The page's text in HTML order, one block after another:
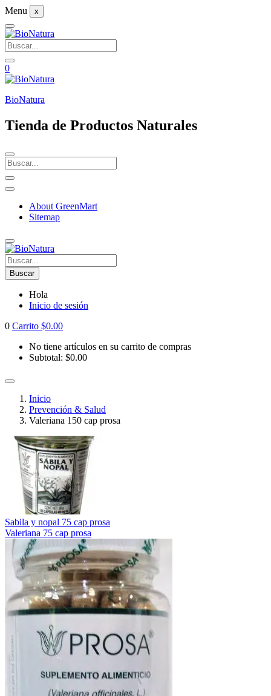
Menu x
0
BioNatura
Tienda de Productos Naturales
About GreenMart
Sitemap
Buscar
Hola
Inicio de sesión
0 Carrito $0.00
No tiene artículos en su carrito de compras
Subtotal: $0.00
Inicio
Prevención & Salud
Valeriana 150 cap prosa
Sabila y nopal 75 cap prosa
Valeriana 75 cap prosa